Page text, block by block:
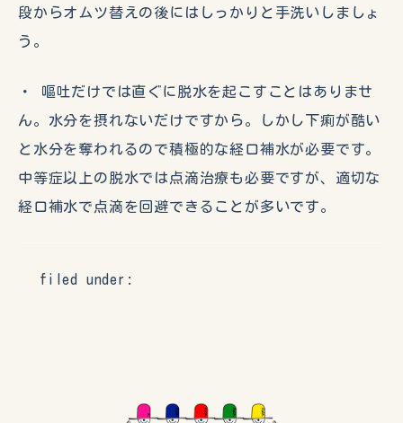
段からオムツ替えの後にはしっかりと手洗いしましょ
う。
・ 嘔吐だけでは直ぐに脱水を起こすことはありませ
ん。水分を摂れないだけですから。しかし下痢が酷い
と水分を奪われるので積極的な経口補水が必要です。
中等症以上の脱水では点滴治療も必要ですが、適切な
経口補水で点滴を回避できることが多いです。
filed under: